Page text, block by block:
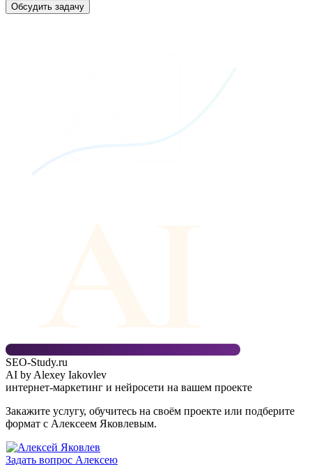
Обсудить задачу
SEO-Study.ru
AI by Alexey Iakovlev
интернет-маркетинг и нейросети на вашем проекте
Закажите услугу, обучитесь на своём проекте или подберите
формат с Алексеем Яковлевым.
Задать вопрос Алексею